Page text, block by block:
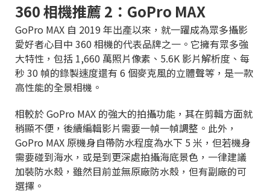
360 相機推薦 2：GoPro MAX
GoPro MAX 自 2019 年出產以來，就一躍成為眾多攝影
愛好者心目中 360 相機的代表品牌之一。它擁有眾多強
大特性，包括 1,660 萬照片像素、5.6K 影片解析度、每
秒 30 幀的錄製速度還有 6 個麥克風的立體聲等，是一款
高性能的全景相機。
相較於 GoPro MAX 的強大的拍攝功能，其在剪輯方面就
稍顯不便，後續編輯影片需要一幀一幀調整。此外，
GoPro MAX 原機身自帶防水程度為水下 5 米，但若機身
需要碰到海水，或是到更深處拍攝海底景色，一律建議
加裝防水殼，雖然目前並無原廠防水殼，但有副廠的可
選擇。